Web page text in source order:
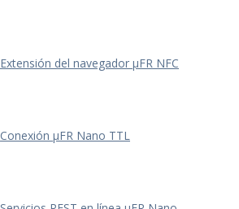
Extensión del navegador μFR NFC
Conexión μFR Nano TTL